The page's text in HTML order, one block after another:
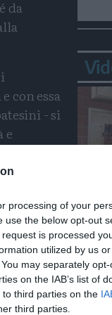
processing of your
use the below opt-out
is processed
utilized by us
may separately
on the IAB’s list of
third parties on the
third parties.
da
con essa
- si
e
la
i primi
i no vax
in scena
del
per